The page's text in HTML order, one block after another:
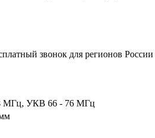
звонок для регионов России
МГц, УКВ 66 - 76 МГц